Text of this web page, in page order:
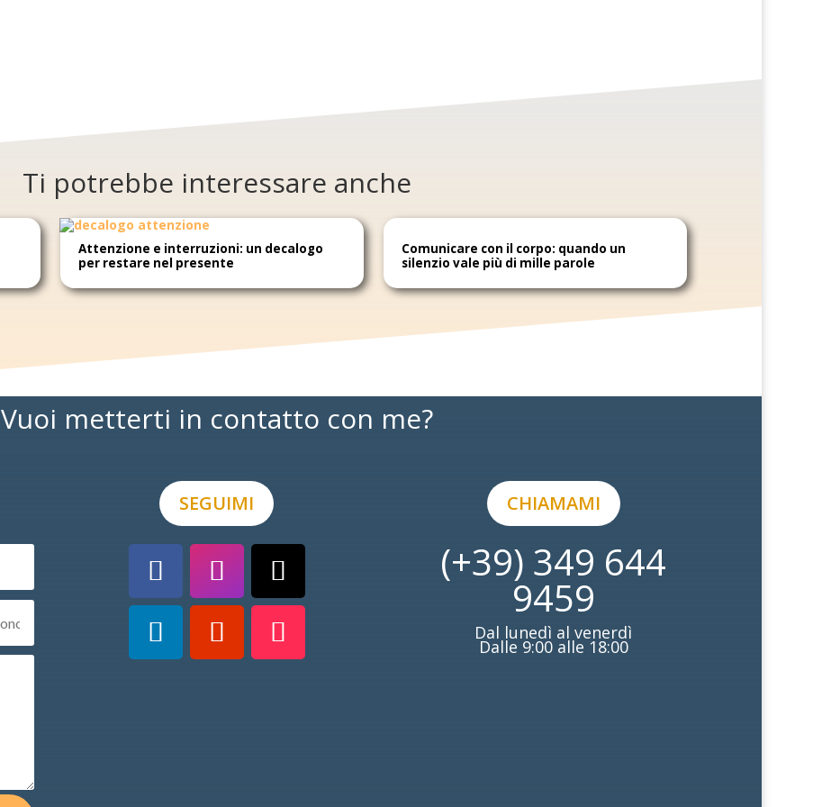
Ti potrebbe interessare anche
Attenzione e interruzioni: un decalogo
per restare nel presente
Comunicare con il corpo: quando un
silenzio vale più di mille parole
Vuoi metterti in contatto con me?
SEGUIMI CHIAMAMI
(+39) 349 644
9459
Dal lunedì al venerdì
Dalle 9:00 alle 18:00